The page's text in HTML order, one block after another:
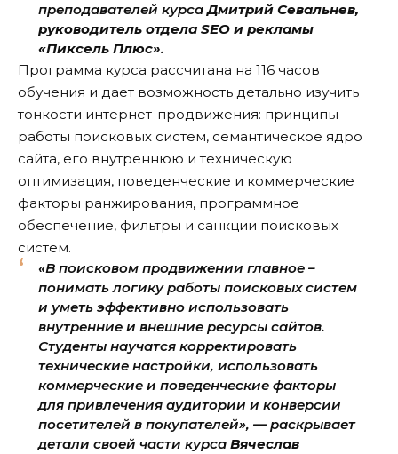
преподавателей курсаДмитрий Севальнев,
руководитель отдела SEO и рекламы
«Пиксель Плюс».
Программа курса рассчитана на 116 часов
обучения и дает возможность детально изучить
тонкости интернет-продвижения: принципы
работы поисковых систем, семантическое ядро
сайта, его внутреннюю и техническую
оптимизация, поведенческие и коммерческие
факторы ранжирования, программное
обеспечение, фильтры и санкции поисковых
систем.
«В поисковом продвижении главное –
понимать логику работы поисковых систем
и уметь эффективно использовать
внутренние и внешние ресурсы сайтов.
Студенты научатся корректировать
технические настройки, использовать
коммерческие и поведенческие факторы
для привлечения аудитории и конверсии
посетителей в покупателей», — раскрывает
детали своей части курса Вячеслав